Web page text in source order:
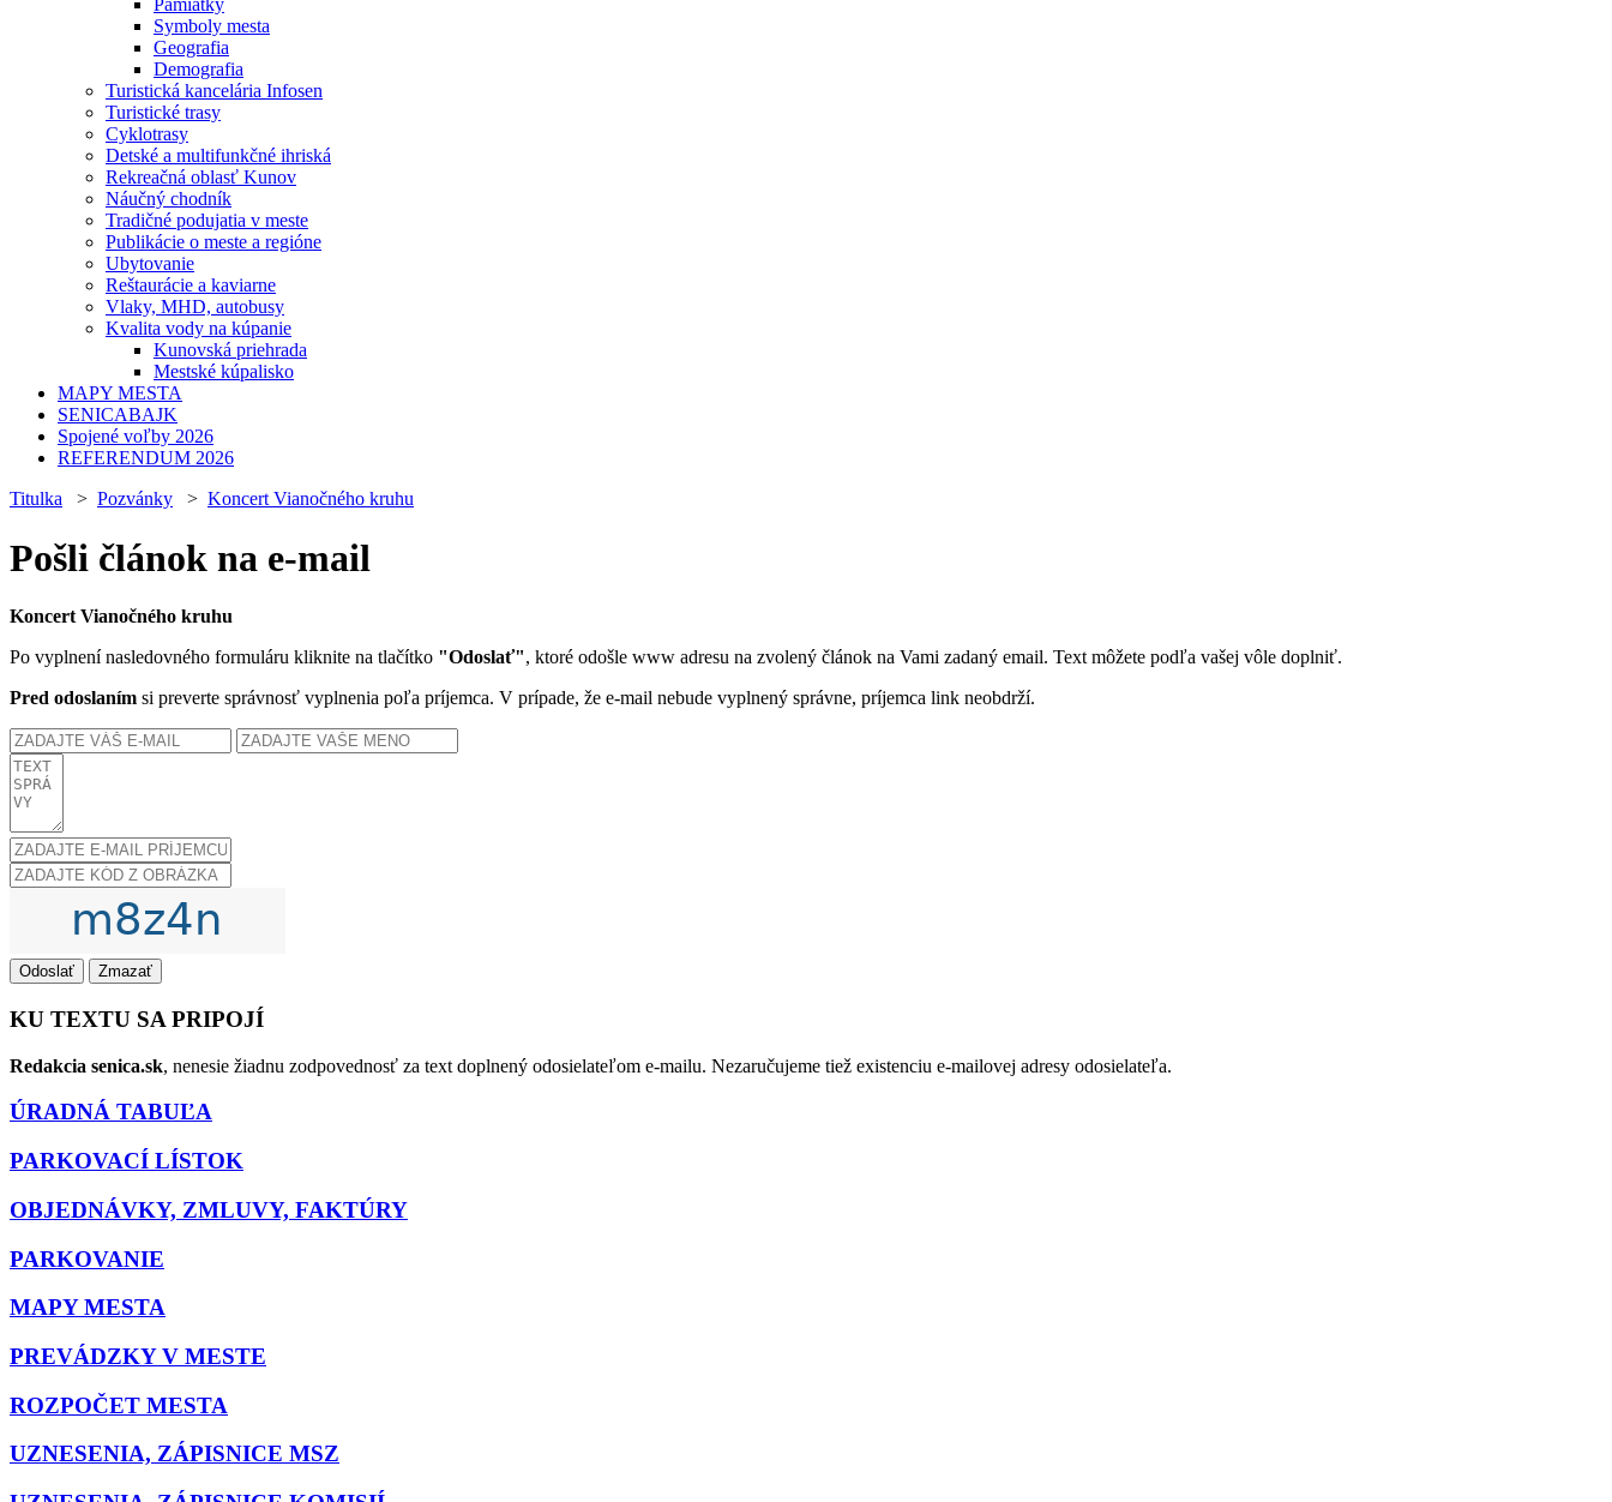
Pamiatky
Symboly mesta
Geografia
Demografia
Turistická kancelária Infosen
Turistické trasy
Cyklotrasy
Detské a multifunkčné ihriská
Rekreačná oblasť Kunov
Náučný chodník
Tradičné podujatia v meste
Publikácie o meste a regióne
Ubytovanie
Reštaurácie a kaviarne
Vlaky, MHD, autobusy
Kvalita vody na kúpanie
Kunovská priehrada
Mestské kúpalisko
MAPY MESTA
SENICABAJK
Spojené voľby 2026
REFERENDUM 2026
Titulka > Pozvánky > Koncert Vianočného kruhu
Pošli článok na e-mail
Koncert Vianočného kruhu
Po vyplnení nasledovného formuláru kliknite na tlačítko "Odoslať", ktoré odošle www adresu na zvolený článok na Vami zadaný email. Text môžete podľa vašej vôle doplniť.
Pred odoslaním si preverte správnosť vyplnenia poľa príjemca. V prípade, že e-mail nebude vyplnený správne, príjemca link neobdrží.
Odoslať Zmazať
KU TEXTU SA PRIPOJÍ
Redakcia senica.sk, nenesie žiadnu zodpovednosť za text doplnený odosielateľom e-mailu. Nezaručujeme tiež existenciu e-mailovej adresy odosielateľa.
ÚRADNÁ TABUĽA
PARKOVACÍ LÍSTOK
OBJEDNÁVKY, ZMLUVY, FAKTÚRY
PARKOVANIE
MAPY MESTA
PREVÁDZKY V MESTE
ROZPOČET MESTA
UZNESENIA, ZÁPISNICE MSZ